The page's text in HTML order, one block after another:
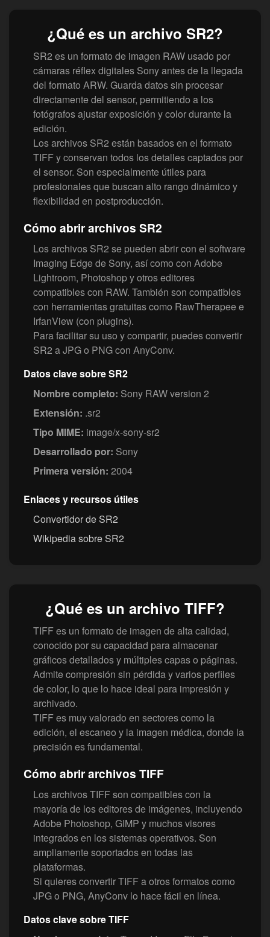
¿Qué es un archivo SR2?
SR2 es un formato de imagen RAW usado por
cámaras réflex digitales Sony antes de la llegada
del formato ARW. Guarda datos sin procesar
directamente del sensor, permitiendo a los
fotógrafos ajustar exposición y color durante la
edición.
Los archivos SR2 están basados en el formato
TIFF y conservan todos los detalles captados por
el sensor. Son especialmente útiles para
profesionales que buscan alto rango dinámico y
flexibilidad en postproducción.
Cómo abrir archivos SR2
Los archivos SR2 se pueden abrir con el software
Imaging Edge de Sony, así como con Adobe
Lightroom, Photoshop y otros editores
compatibles con RAW. También son compatibles
con herramientas gratuitas como RawTherapee e
IrfanView (con plugins).
Para facilitar su uso y compartir, puedes convertir
SR2 a JPG o PNG con AnyConv.
Datos clave sobre SR2
Nombre completo: Sony RAW version 2
Extensión: .sr2
Tipo MIME: image/x-sony-sr2
Desarrollado por: Sony
Primera versión: 2004
Enlaces y recursos útiles
Convertidor de SR2
Wikipedia sobre SR2
¿Qué es un archivo TIFF?
TIFF es un formato de imagen de alta calidad,
conocido por su capacidad para almacenar
gráficos detallados y múltiples capas o páginas.
Admite compresión sin pérdida y varios perfiles
de color, lo que lo hace ideal para impresión y
archivado.
TIFF es muy valorado en sectores como la
edición, el escaneo y la imagen médica, donde la
precisión es fundamental.
Cómo abrir archivos TIFF
Los archivos TIFF son compatibles con la
mayoría de los editores de imágenes, incluyendo
Adobe Photoshop, GIMP y muchos visores
integrados en los sistemas operativos. Son
ampliamente soportados en todas las
plataformas.
Si quieres convertir TIFF a otros formatos como
JPG o PNG, AnyConv lo hace fácil en línea.
Datos clave sobre TIFF